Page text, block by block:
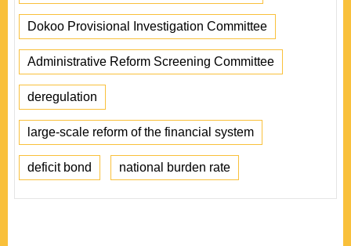
Dokoo Provisional Investigation Committee
Administrative Reform Screening Committee
deregulation
large-scale reform of the financial system
deficit bond national burden rate